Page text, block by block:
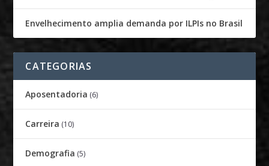
Envelhecimento amplia demanda por ILPIs no Brasil
CATEGORIAS
Aposentadoria (6)
Carreira (10)
Demografia (5)